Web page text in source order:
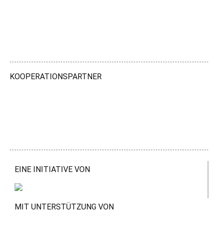
KOOPERATIONSPARTNER
EINE INITIATIVE VON
MIT UNTERSTÜTZUNG VON